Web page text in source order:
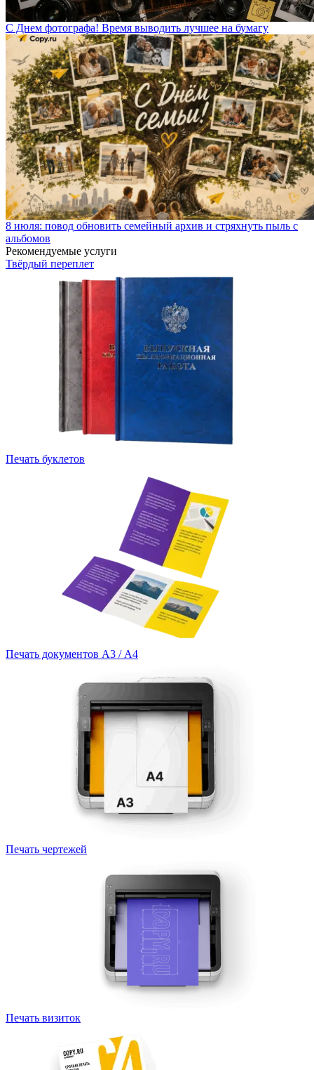
С Днем фотографа! Время выводить лучшее на бумагу
8 июля: повод обновить семейный архив и стряхнуть пыль с
альбомов
Рекомендуемые услуги
Твёрдый переплет
Печать буклетов
Печать документов А3 / А4
Печать чертежей
Печать визиток